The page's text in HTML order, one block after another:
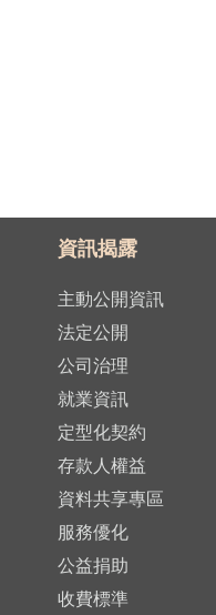
資訊揭露
主動公開資訊
法定公開
公司治理
就業資訊
定型化契約
存款人權益
資料共享專區
服務優化
公益捐助
收費標準